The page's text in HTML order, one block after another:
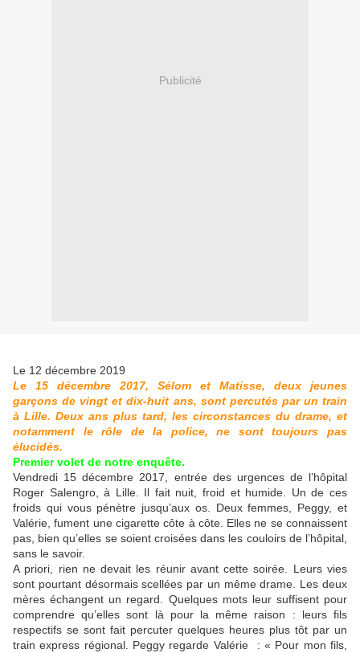
Publicité
Le 12 décembre 2019
Le 15 décembre 2017, Sélom et Matisse, deux jeunes
garçons de vingt et dix-huit ans, sont percutés par un train
à Lille. Deux ans plus tard, les circonstances du drame, et
notamment le rôle de la police, ne sont toujours pas
élucidés.
Premier volet de notre enquête.
Vendredi 15 décembre 2017, entrée des urgences de l’hôpital
Roger Salengro, à Lille. Il fait nuit, froid et humide. Un de ces
froids qui vous pénètre jusqu’aux os. Deux femmes, Peggy, et
Valérie, fument une cigarette côte à côte. Elles ne se connaissent
pas, bien qu’elles se soient croisées dans les couloirs de l’hôpital,
sans le savoir.
A priori, rien ne devait les réunir avant cette soirée. Leurs vies
sont pourtant désormais scellées par un même drame. Les deux
mères échangent un regard. Quelques mots leur suffisent pour
comprendre qu’elles sont là pour la même raison : leurs fils
respectifs se sont fait percuter quelques heures plus tôt par un
train express régional. Peggy regarde Valérie : « Pour mon fils,